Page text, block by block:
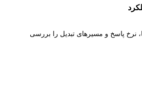
نرخ پاسخ و مسیرهای تبدیل را بررسی